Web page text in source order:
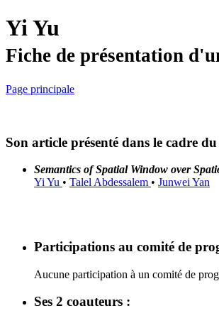
Yi Yu
Fiche de présentation
Page principale
Son article présenté dans le cadre
Semantics of Spatial Window over
Yi Yu • Talel Abdessalem • Junwei Yan
Participations au comité de
Aucune participation à un comité de
Ses 2 coauteurs :